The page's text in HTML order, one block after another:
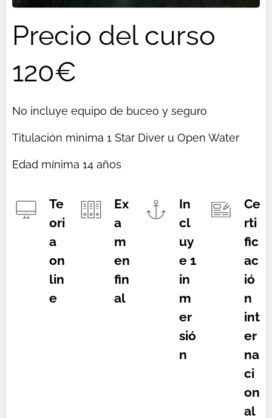
Precio del curso
120€
No incluye equipo de buceo y seguro
Titulación minima 1 Star Diver u Open Water
Edad mínima 14 años
Te
ori
a
on
lin
e
Ex
a
m
en
fin
al
In
cl
uy
e 1
in
m
er
sió
n
Ce
rti
fic
ac
ió
n
int
er
na
ci
on
al